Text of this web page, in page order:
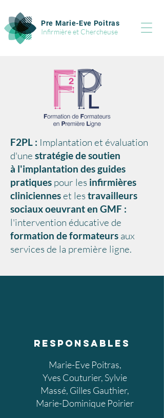
Pre Marie-Eve Poitras
Infirmière et Chercheuse
F2PL : Implantation et évaluation
d'une stratégie de soutien
à l'implantation des guides
pratiques pour les infirmières
clinicienneset les travailleurs
sociaux oeuvrant en GMF :
l'intervention éducative de
formation de formateurs aux
services de la première ligne.
responsables
Marie-Eve Poitras,
Yves Couturier, Sylvie
Massé, Gilles Gauthier,
Marie-Dominique Poirier